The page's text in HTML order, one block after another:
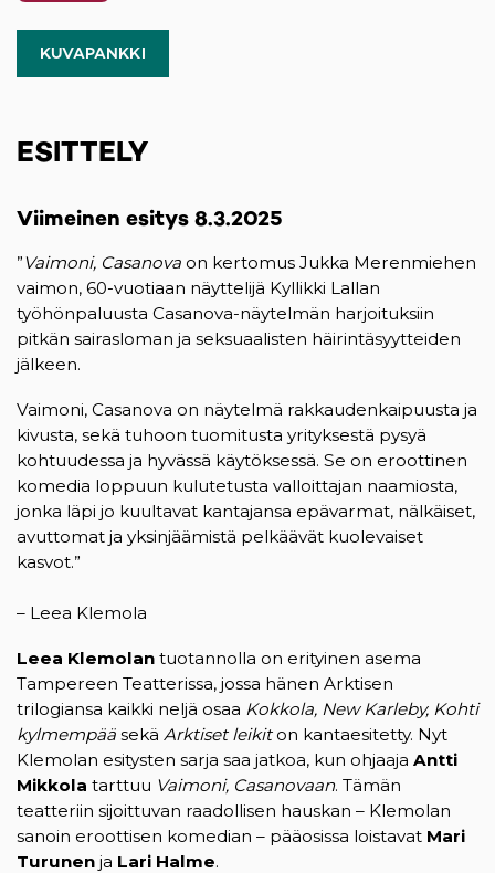
KUVAPANKKI
ESITTELY
Viimeinen esitys 8.3.2025
”Vaimoni, Casanova on kertomus Jukka Merenmiehen
vaimon, 60-vuotiaan näyttelijä Kyllikki Lallan
työhönpaluusta Casanova-näytelmän harjoituksiin
pitkän sairasloman ja seksuaalisten häirintäsyytteiden
jälkeen.
Vaimoni, Casanova on näytelmä rakkaudenkaipuusta ja
kivusta, sekä tuhoon tuomitusta yrityksestä pysyä
kohtuudessa ja hyvässä käytöksessä. Se on eroottinen
komedia loppuun kulutetusta valloittajan naamiosta,
jonka läpi jo kuultavat kantajansa epävarmat, nälkäiset,
avuttomat ja yksinjäämistä pelkäävät kuolevaiset
kasvot.”
– Leea Klemola
Leea Klemolan tuotannolla on erityinen asema
Tampereen Teatterissa, jossa hänen Arktisen
trilogiansa kaikki neljä osaa Kokkola, New Karleby, Kohti
kylmempää sekä Arktiset leikiton kantaesitetty. Nyt
Klemolan esitysten sarja saa jatkoa, kun ohjaaja Antti
Mikkola tarttuu Vaimoni, Casanovaan. Tämän
teatteriin sijoittuvan raadollisen hauskan – Klemolan
sanoin eroottisen komedian – pääosissa loistavat Mari
Turunen ja Lari Halme.